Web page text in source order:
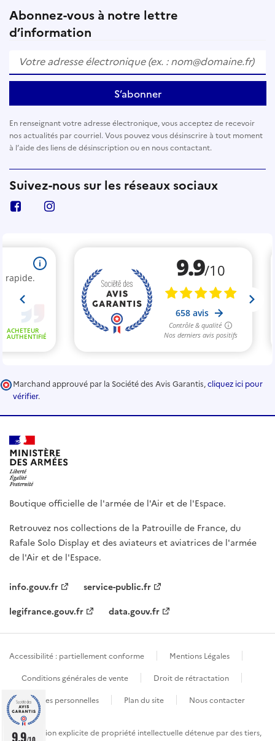
Abonnez-vous à notre lettre
d’information
S’abonner
En renseignant votre adresse électronique, vous acceptez de recevoir
nos actualités par courriel. Vous pouvez vous désinscrire à tout moment
à l’aide des liens de désinscription ou en nous contactant.
Suivez-nous sur les réseaux sociaux
Marchand approuvé par la Société des Avis Garantis,cliquez ici pour
vérifier.
Boutique officielle de l'armée de l'Air et de l'Espace.
Retrouvez nos collections de la Patrouille de France, du
Rafale Solo Display et des aviateurs et aviatrices de l'armée
de l'Air et de l'Espace.
info.gouv.fr
service-public.fr
legifrance.gouv.fr
data.gouv.fr
Sauf mention explicite de propriété intellectuelle détenue par des tiers,
Accessibilité : partiellement conforme Mentions Légales
Conditions générales de vente Droit de rétractation
Données personnelles Plan du site Nous contacter
9.9